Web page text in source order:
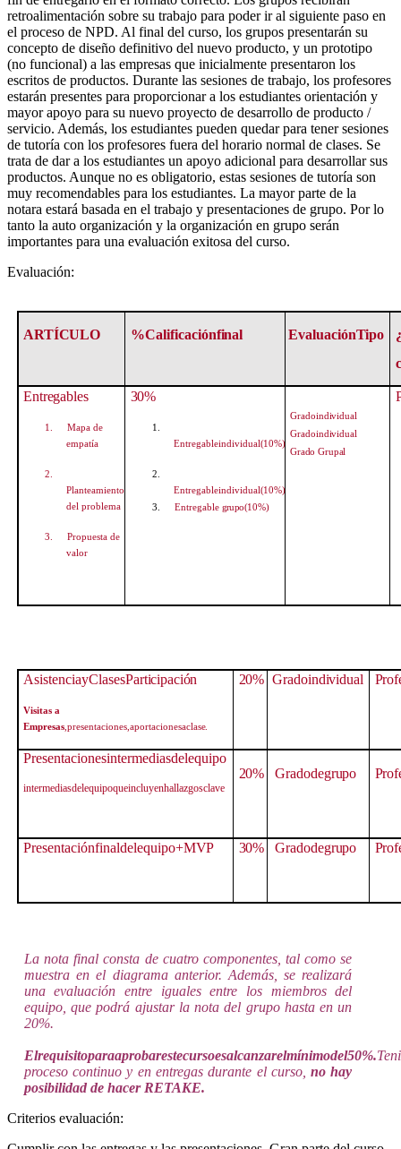
retroalimentación sobre su trabajo para poder ir al siguiente paso en
el proceso de NPD. Al final del curso, los grupos presentarán su
concepto de diseño definitivo del nuevo producto, y un prototipo
(no funcional) a las empresas que inicialmente presentaron los
escritos de productos. Durante las sesiones de trabajo, los profesores
estarán presentes para proporcionar a los estudiantes orientación y
mayor apoyo para su nuevo proyecto de desarrollo de producto /
servicio. Además, los estudiantes pueden quedar para tener sesiones
de tutoría con los profesores fuera del horario normal de clases. Se
trata de dar a los estudiantes un apoyo adicional para desarrollar sus
productos. Aunque no es obligatorio, estas sesiones de tutoría son
muy recomendables para los estudiantes. La mayor parte de la
notara estará basada en el trabajo y presentaciones de grupo. Por lo
tanto la auto organización y la organización en grupo serán
importantes para una evaluación exitosa del curso.
Evaluación:
ARTÍCULO %Calificaciónfinal EvaluaciónTipo
Entregables
1.
Mapa de
empatía
2.
Planteamiento
del problema
3.
Propuesta de
valor
30%
1.
Entregableindividual(10%)
2.
Entregableindividual(10%)
3.
Entregable grupo(10%)
Gradoindividual
Gradoindividual
Grado Grupal
AsistenciayClasesParticipación
Visitas a
Empresas ,presentaciones,aportacionesaclase.
20% Gradoindividual
Presentacionesintermediasdelequipo
intermediasdelequipoqueincluyenhallazgosclave
20% Gradodegrupo
Presentaciónfinaldelequipo+MVP 30% Gradodegrupo
La nota final consta de cuatro componentes, tal como se
muestra en el diagrama anterior. Además, se realizará
una evaluación entre iguales entre los miembros del
equipo, que podrá ajustar la nota del grupo hasta en un
20%.
Elrequisitoparaaprobarestecursoesalcanzarelmínimodel50%.
proceso continuo y en entregas durante el curso,no hay
posibilidad de hacer RETAKE.
Criterios evaluación: